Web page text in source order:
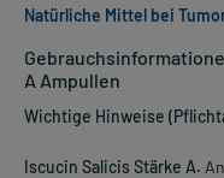
A Ampullen
Wichtige Hinweise
Iscucin Salicis Stärke A.
Natürliche Mittel bei